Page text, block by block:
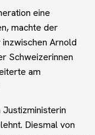
eine
machte der
Arnold
Schweizerinnen
am
Diesmal von